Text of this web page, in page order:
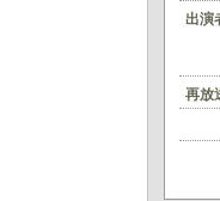
出演
再放